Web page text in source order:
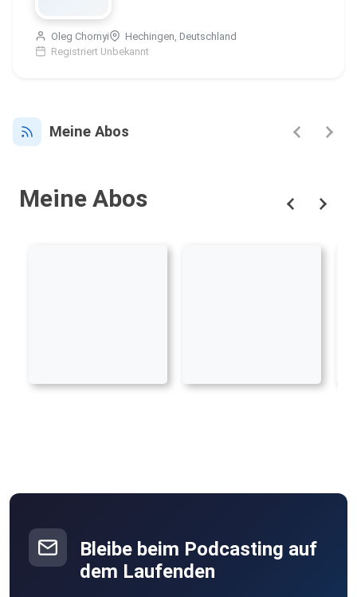
Oleg Chornyi
Hechingen, Deutschland
Registriert Unbekannt
Meine Abos
Meine Abos
Bleibe beim Podcasting auf
dem Laufenden